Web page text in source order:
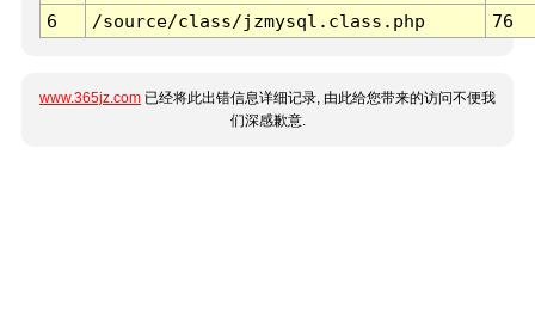
6
/source/class/jzmysql.class.php 76
www.365jz.com 已经将此出错信息详细记录, 由此给您带来的访问不便我
们深感歉意.